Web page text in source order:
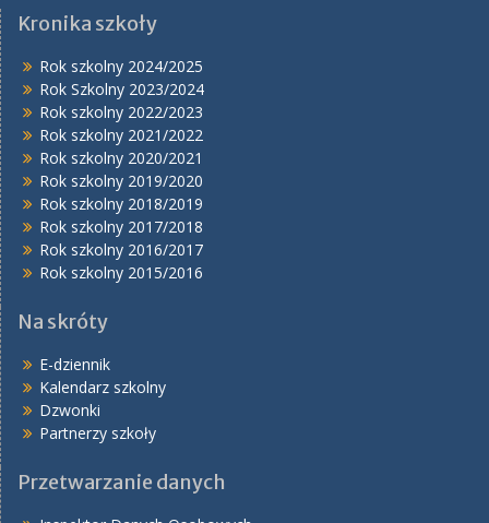
Kronika szkoły
Rok szkolny 2024/2025
Rok Szkolny 2023/2024
Rok szkolny 2022/2023
Rok szkolny 2021/2022
Rok szkolny 2020/2021
Rok szkolny 2019/2020
Rok szkolny 2018/2019
Rok szkolny 2017/2018
Rok szkolny 2016/2017
Rok szkolny 2015/2016
Na skróty
E-dziennik
Kalendarz szkolny
Dzwonki
Partnerzy szkoły
Przetwarzanie danych